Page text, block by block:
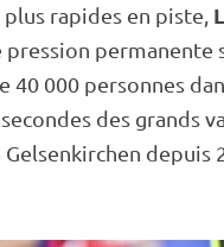
rapides en piste
permanente
000 personnes
des grands
depuis